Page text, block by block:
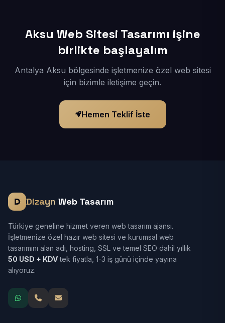
Aksu Web Sitesi Tasarımı işine
birlikte başlayalım
Antalya Aksu bölgesinde işletmenize özel web sitesi
için bizimle iletişime geçin.
Hemen Teklif İste
Dizayn Web Tasarım
Türkiye geneline hizmet veren web tasarım ajansı.
İşletmenize özel hazır web sitesi ve kurumsal web
tasarımını alan adı, hosting, SSL ve temel SEO dahil yıllık
50 USD + KDVtek fiyatla, 1-3 iş günü içinde yayına
alıyoruz.